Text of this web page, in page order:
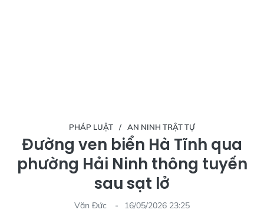
PHÁP LUẬT AN NINH TRẬT TỰ
Đường ven biển Hà Tĩnh qua
phường Hải Ninh thông tuyến
sau sạt lở
Văn Đức
16/05/2026 23:25